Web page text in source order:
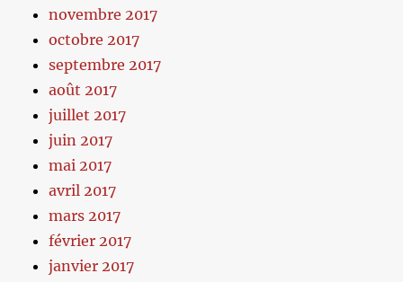
novembre 2017
octobre 2017
septembre 2017
août 2017
juillet 2017
juin 2017
mai 2017
avril 2017
mars 2017
février 2017
janvier 2017